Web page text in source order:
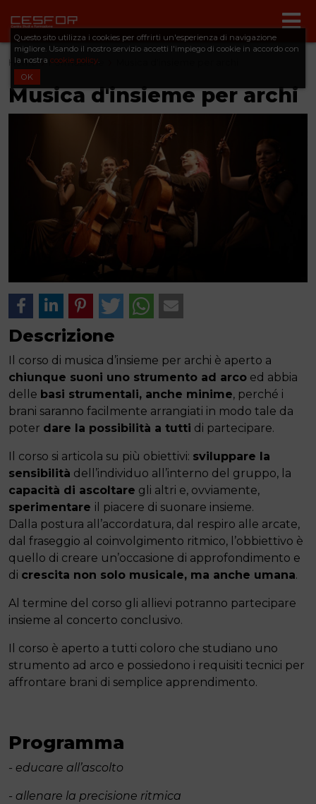
Home Formazione
Musica d'insieme per archi
Descrizione
Il corso di musica d’insieme per archi è aperto a
chiunque suoni uno strumento ad arco ed abbia
delle basi strumentali, anche minime, perché i
brani saranno facilmente arrangiati in modo tale da
poter dare la possibilità a tutti di partecipare.
Il corso si articola su più obiettivi: sviluppare la
sensibilità dell’individuo all’interno del gruppo, la
capacità di ascoltare gli altri e, ovviamente,
sperimentare il piacere di suonare insieme.
Dalla postura all’accordatura, dal respiro alle arcate,
dal fraseggio al coinvolgimento ritmico, l’obbiettivo è
quello di creare un’occasione di approfondimento e
di crescita non solo musicale, ma anche umana.
Al termine del corso gli allievi potranno partecipare
insieme al concerto conclusivo.
Il corso è aperto a tutti coloro che studiano uno
strumento ad arco e possiedono i requisiti tecnici per
affrontare brani di semplice apprendimento.
Programma
- educare all’ascolto
- allenare la precisione ritmica
Questo sito utilizza i cookies per offrirti un'esperienza di navigazione
migliore. Usando il nostro servizio accetti l'impiego di cookie in accordo con
la nostra cookie policy.
OK